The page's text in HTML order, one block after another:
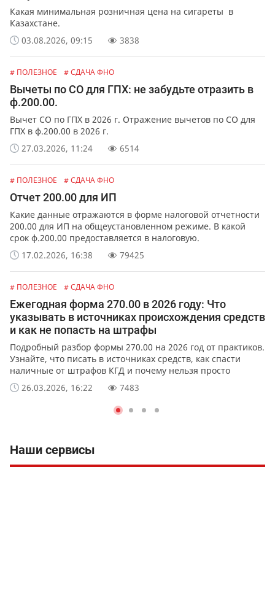
Какая минимальная розничная цена на сигареты в
Казахстане.
03.08.2026, 09:15
3838
# ПОЛЕЗНОЕ # СДАЧА ФНО
Вычеты по СО для ГПХ: не забудьте отразить в
ф.200.00.
Вычет СО по ГПХ в 2026 г. Отражение вычетов по СО для
ГПХ в ф.200.00 в 2026 г.
27.03.2026, 11:24
6514
# ПОЛЕЗНОЕ # СДАЧА ФНО
Отчет 200.00 для ИП
Какие данные отражаются в форме налоговой отчетности
200.00 для ИП на общеустановленном режиме. В какой
срок ф.200.00 предоставляется в налоговую.
17.02.2026, 16:38
79425
# ПОЛЕЗНОЕ # СДАЧА ФНО
Ежегодная форма 270.00 в 2026 году: Что
указывать в источниках происхождения средств
и как не попасть на штрафы
Подробный разбор формы 270.00 на 2026 год от практиков.
Узнайте, что писать в источниках средств, как спасти
наличные от штрафов КГД и почему нельзя просто
написать "подарок".
26.03.2026, 16:22 7483
Наши сервисы